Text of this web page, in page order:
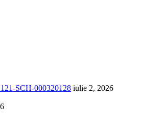
SCH-000320128 iulie 2, 2026